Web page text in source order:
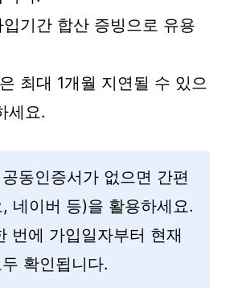
기간 합산 증빙으로 유용
최대 1개월 지연될 수 있으
세요.
동인증서가 없으면 간편
네이버 등)을 활용하세요.
번에 가입일자부터 현재
확인됩니다.